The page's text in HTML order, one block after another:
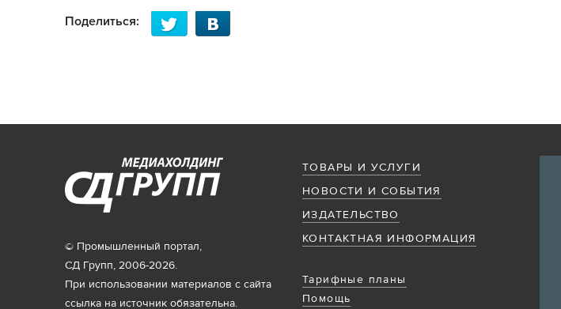
Поделиться:
ТОВАРЫ И УСЛУГИ
НОВОСТИ И СОБЫТИЯ
ИЗДАТЕЛЬСТВО
КОНТАКТНАЯ ИНФОРМАЦИЯ
Тарифные планы
Помощь
© Промышленный портал,
СД Групп, 2006-2026.
При использовании материалов с сайта
ссылка на источник обязательна.